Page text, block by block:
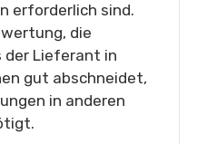
erforderlich sind.
die
Lieferant in
gut abschneidet,
in anderen